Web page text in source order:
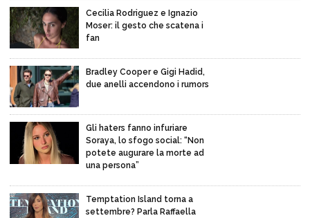
Cecilia Rodriguez e Ignazio
Moser: il gesto che scatena i
fan
Bradley Cooper e Gigi Hadid,
due anelli accendono i rumors
Gli haters fanno infuriare
Soraya, lo sfogo social: “Non
potete augurare la morte ad
una persona”
Temptation Island torna a
settembre? Parla Raffaella